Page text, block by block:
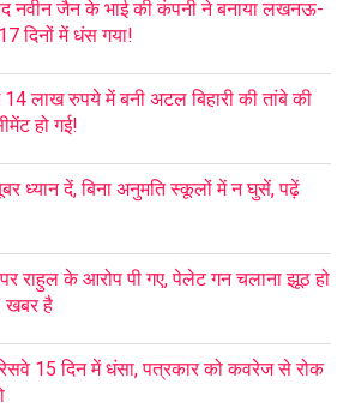
नवीन जैन के भाई की कंपनी ने बनाया लखनऊ-
दिनों में धंस गया!
लाख रुपये में बनी अटल बिहारी की तांबे की
हो गई!
ध्यान दें, बिना अनुमति स्कूलों में न घुसें, पढ़ें
राहुल के आरोप पी गए, पेलेट गन चलाना झूठ हो
खबर है
15 दिन में धंसा, पत्रकार को कवरेज से रोक